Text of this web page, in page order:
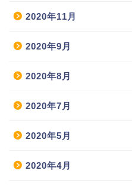
2020年11月
2020年9月
2020年8月
2020年7月
2020年5月
2020年4月